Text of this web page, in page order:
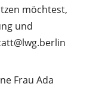
möchtest,
und
Frau Ada